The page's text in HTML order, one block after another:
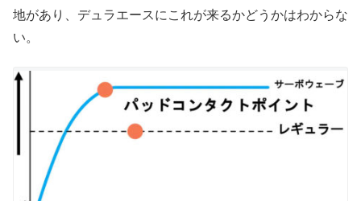
地があり、デュラエースにこれが来るかどうかはわからな
い。